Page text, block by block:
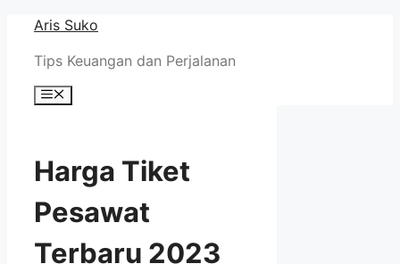
Skip
content
Aris Suko
Tips Keuangan dan Perjalanan
Menu
Harga Tiket
Pesawat
Terbaru 2023